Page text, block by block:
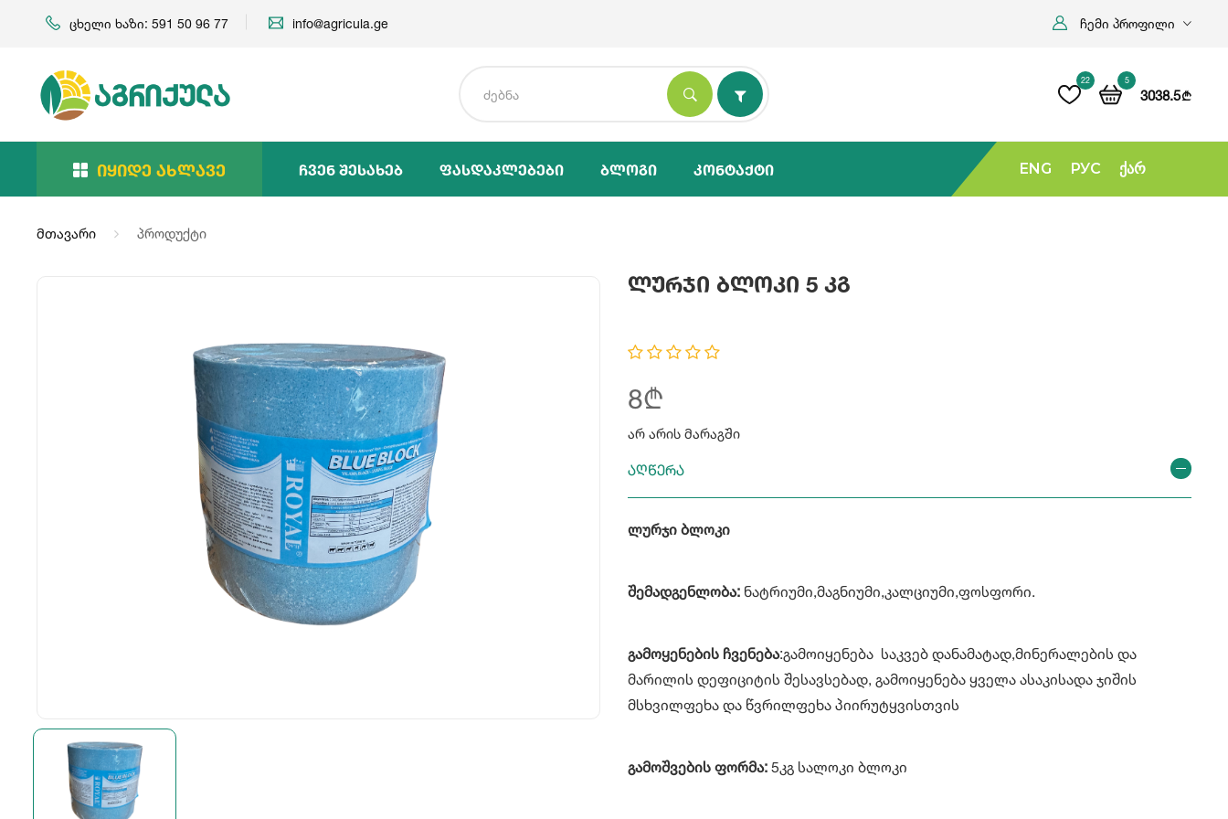
ცხელი ხაზი: 591 50 96 77 info@agricula.ge ჩემი პროფილი
22 5
3038.5b
Იყიდე Ახლავე Ჩვენ Შესახებ Ფასდაკლებები Ბლოგი Კონტაქტი ENG РУС Ქარ
მთავარი პროდუქტი
Ლურჯი Ბლოკი 5 Კგ
8₾
არ არის მარაგში
აღწერა
ლურჯი ბლოკი
შემადგენლობა: ნატრიუმი,მაგნიუმი,კალციუმი,ფოსფორი.
გამოყენების ჩვენება:გამოიყენება საკვებ დანამატად,მინერალების და
მარილის დეფიციტის შესავსებად, გამოიყენება ყველა ასაკისადა ჯიშის
მსხვილფეხა და წვრილფეხა პიირუტყვისთვის
გამოშვების ფორმა: 5კგ სალოკი ბლოკი